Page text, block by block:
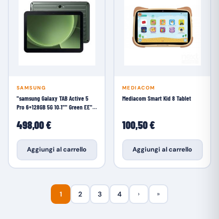
SAMSUNG
"samsung Galaxy TAB Active 5
Pro 6+128GB 5G 10.1"" Green EE"
498,00 €
Aggiungi al carrello
MEDIACOM
Mediacom Smart Kid 8 Tablet
100,50 €
Aggiungi al carrello
1 2 3 4 › »